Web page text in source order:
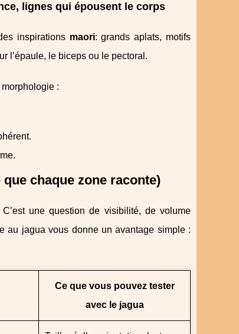
lignes qui épousent le corps
inspirations maori: grands aplats, motifs
l’épaule, le biceps ou le pectoral.
:
chaque zone raconte)
une question de visibilité, de volume
au jagua vous donne un avantage simple :
Ce que vous pouvez tester
avec le jagua